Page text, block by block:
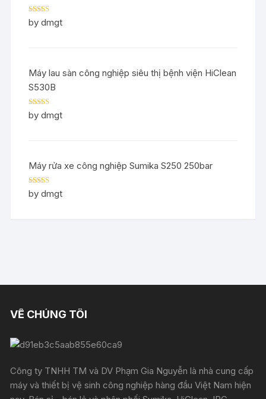
Rated5out
of 5
by dmgt
Máy lau sàn công nghiệp siêu thị bệnh viện HiClean
S530B
Rated5out
of 5
by dmgt
Máy rửa xe công nghiệp Sumika S250 250bar
Rated5out
of 5
by dmgt
VỀ CHÚNG TÔI
Công ty TNHH TM và DV Phạm Gia Nguyễn là nhà cung cấp
máy và thiết bị vệ sinh công nghiệp hàng đầu Việt Nam hiện